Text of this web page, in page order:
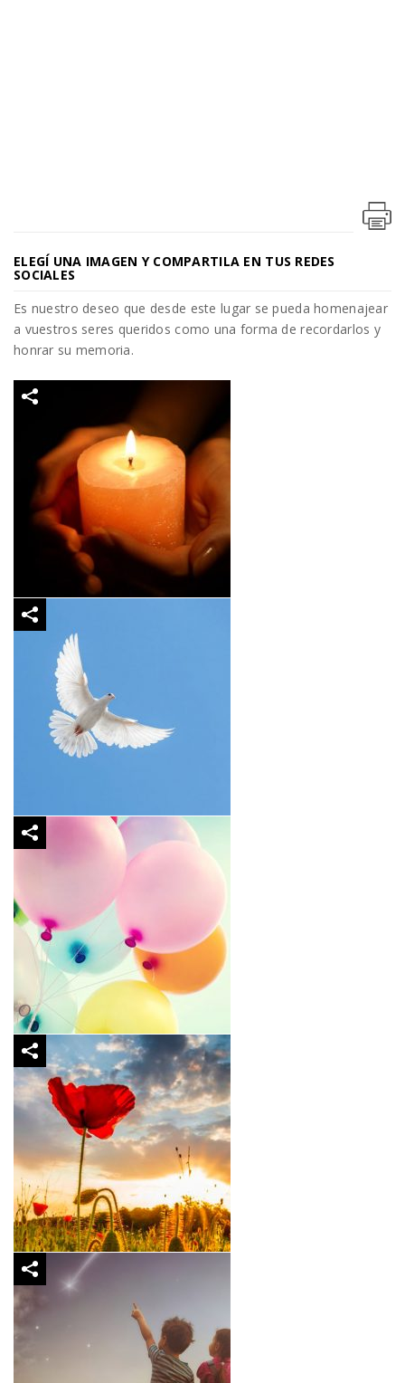
ELEGÍ UNA IMAGEN Y COMPARTILA EN TUS REDES
SOCIALES
Es nuestro deseo que desde este lugar se pueda homenajear
a vuestros seres queridos como una forma de recordarlos y
honrar su memoria.